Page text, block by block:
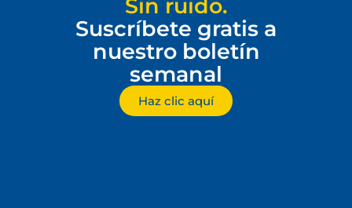
Sin ruido.
Suscríbete gratis a
nuestro boletín
semanal
Haz clic aquí